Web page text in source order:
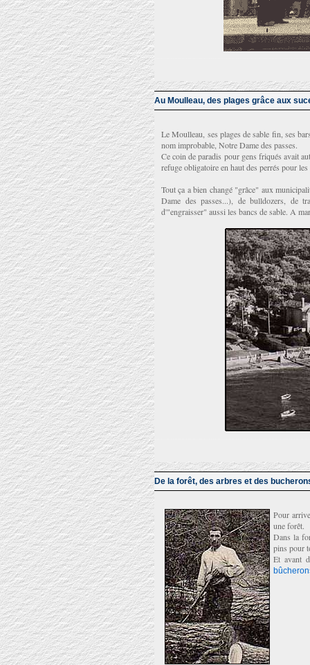
Au Moulleau, des plages grâce aux
Le Moulleau, ses plages de sable fin, ses
nom improbable, Notre Dame des passes.
Ce coin de paradis pour gens friqués avait
refuge obligatoire en haut des perrés pour
Tout ça a bien changé "grâce" aux
Dame des passes...), de bulldozers, de
d'"engraisser" aussi les bancs de sable. A
De la forêt, des arbres et des
Pour
une forêt.
Dans la
pins pour
Et avant